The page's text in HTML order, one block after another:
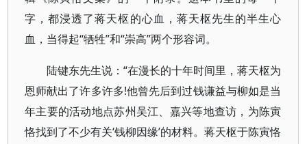
字，都浸透了蒋天枢的心血，蒋天枢先生的半生心
血，当得起“牺牲”和“崇高”两个形容词。
陆键东先生说：“在漫长的十年时间里，蒋天枢为
恩师献出了许多许多!他曾先后到过钱谦益与柳如是当
年主要的活动地点苏州吴江、嘉兴等地查访，为陈寅
恪找到了不少有关‘钱柳因缘’的材料。蒋天枢于陈寅恪